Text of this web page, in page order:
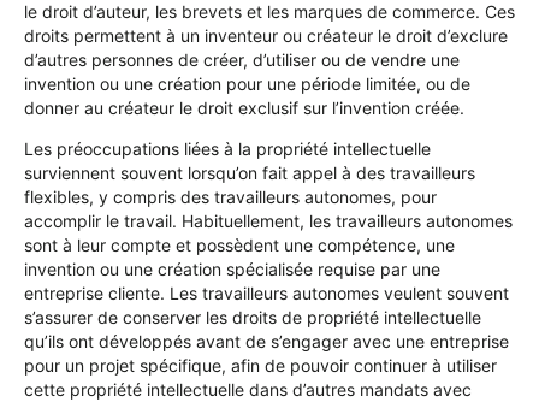
le droit d’auteur, les brevets et les marques de commerce. Ces
droits permettent à un inventeur ou créateur le droit d’exclure
d’autres personnes de créer, d’utiliser ou de vendre une
invention ou une création pour une période limitée, ou de
donner au créateur le droit exclusif sur l’invention créée.
Les préoccupations liées à la propriété intellectuelle
surviennent souvent lorsqu’on fait appel à des travailleurs
flexibles, y compris des travailleurs autonomes, pour
accomplir le travail. Habituellement, les travailleurs autonomes
sont à leur compte et possèdent une compétence, une
invention ou une création spécialisée requise par une
entreprise cliente. Les travailleurs autonomes veulent souvent
s’assurer de conserver les droits de propriété intellectuelle
qu’ils ont développés avant de s’engager avec une entreprise
pour un projet spécifique, afin de pouvoir continuer à utiliser
cette propriété intellectuelle dans d’autres mandats avec